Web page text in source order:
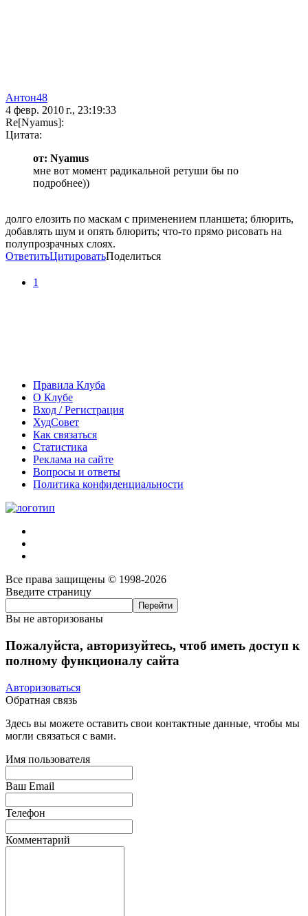
Антон48
4 февр. 2010 г., 23:19:33
Re[Nyamus]:
Цитата:
от: Nyamus
мне вот момент радикальной ретуши бы по
подробнее))
долго елозить по маскам с применением планшета; блюрить,
добавлять шум и опять блюрить; что-то прямо рисовать на
полупрозрачных слоях.
ОтветитьЦитироватьПоделиться
1
Правила Клуба
О Клубе
Вход / Регистрация
ХудСовет
Как связаться
Статистика
Реклама на сайте
Вопросы и ответы
Политика конфиденциальности
Все права защищены © 1998-2026
Введите страницу
Вы не авторизованы
Пожалуйста, авторизуйтесь, чтоб иметь доступ к
полному функционалу сайта
Авторизоваться
Обратная связь
Здесь вы можете оставить свои контактные данные, чтобы мы
могли связаться с вами.
Имя пользователя
Ваш Email
Телефон
Комментарий